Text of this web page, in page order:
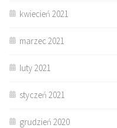
kwiecień 2021
marzec 2021
luty 2021
styczeń 2021
grudzień 2020